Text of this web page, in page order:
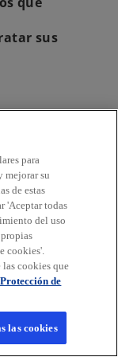
sus
los
cumplir
se le
tratar
una
nos
esas
de
para
mejorar su
de estas
'Aceptar todas
del uso
cookies'.
las cookies que
de
las cookies